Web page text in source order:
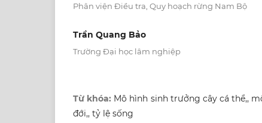
Phân viện Điều tra, Quy hoạch rừng Nam Bộ
Trần Quang Bảo
Trường Đại học lâm nghiệp
Từ khóa: Mô hình sinh trưởng cây cá thể,,
đới,, tỷ lệ sống